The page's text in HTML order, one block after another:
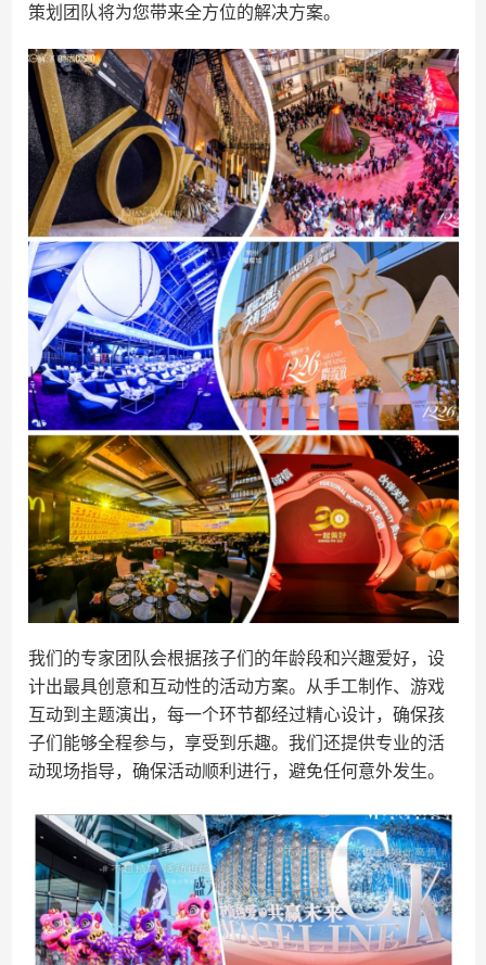
策划团队将为您带来全方位的解决方案。
我们的专家团队会根据孩子们的年龄段和兴趣爱好，设
计出最具创意和互动性的活动方案。从手工制作、游戏
互动到主题演出，每一个环节都经过精心设计，确保孩
子们能够全程参与，享受到乐趣。我们还提供专业的活
动现场指导，确保活动顺利进行，避免任何意外发生。